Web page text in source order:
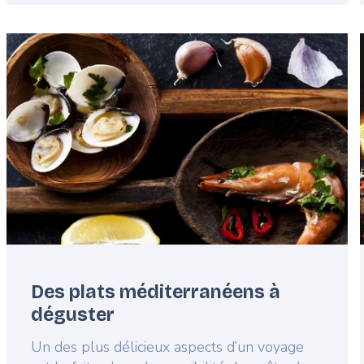
Featured
image
Des plats méditerranéens à
déguster
Lead
Un des plus délicieux aspects d’un voyage